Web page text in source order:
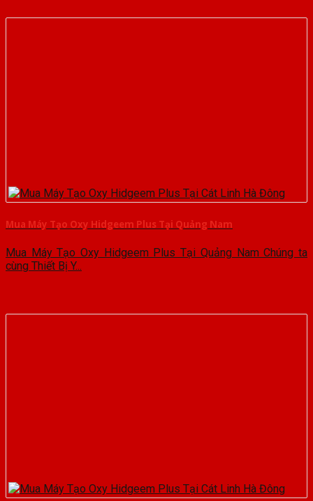
Mua Máy Tạo Oxy Hidgeem Plus Tại Quảng Nam
Mua Máy Tạo Oxy Hidgeem Plus Tại Quảng Nam Chúng ta
cùng Thiết Bị Y...